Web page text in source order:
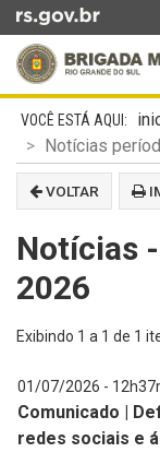
para
conteúdo
para
menu
para
busca
Início
conteúdo
Notícias
VOLTAR
Notícias
2026
Exibindo 1 a 1 de 1
01/07/2026 -
Comunicado |
redes sociais e